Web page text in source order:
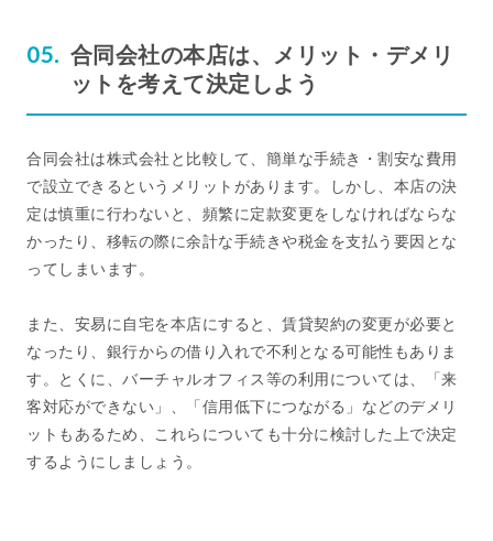
合同会社の本店は、メリット・デメリ
ットを考えて決定しよう
合同会社は株式会社と比較して、簡単な手続き・割安な費用
で設立できるというメリットがあります。しかし、本店の決
定は慎重に行わないと、頻繁に定款変更をしなければならな
かったり、移転の際に余計な手続きや税金を支払う要因とな
ってしまいます。
また、安易に自宅を本店にすると、賃貸契約の変更が必要と
なったり、銀行からの借り入れで不利となる可能性もありま
す。とくに、バーチャルオフィス等の利用については、「来
客対応ができない」、「信用低下につながる」などのデメリ
ットもあるため、これらについても十分に検討した上で決定
するようにしましょう。